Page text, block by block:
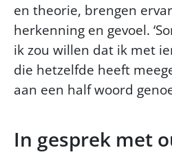
en theorie, brengen
herkenning en gevoel.
ik zou willen dat ik met
die hetzelfde heeft
aan een half woord
In gesprek met